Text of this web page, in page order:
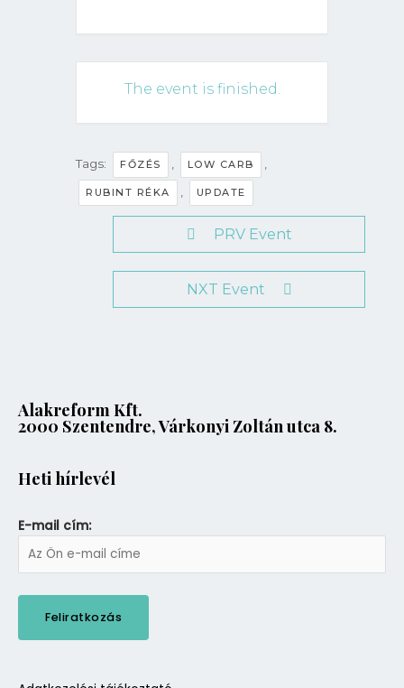
The event is finished.
Tags: FŐZÉS , LOW CARB ,
RUBINT RÉKA , UPDATE
PRV Event
NXT Event
Alakreform Kft.
2000 Szentendre, Várkonyi Zoltán utca 8.
Heti hírlevél
E-mail cím: